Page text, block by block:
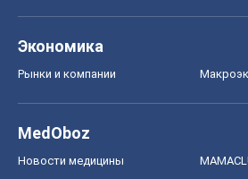
Экономика
Рынки и компании
MedOboz
Новости медицины